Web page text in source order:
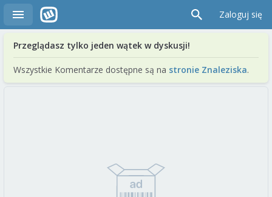
Zaloguj się
Przeglądasz tylko jeden wątek w dyskusji!
Wszystkie Komentarze dostępne są na stronie Znaleziska.